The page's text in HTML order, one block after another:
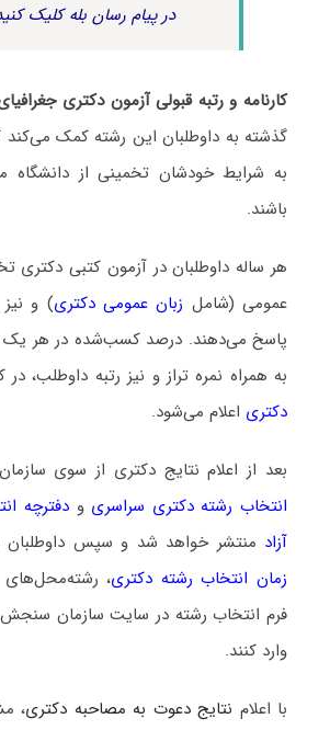
در پیام رسان بله کلیک
کارنامه و رتبه قبولی آزمون دکتری
گذشته به داوطلبان این رشته کمک می‌کند
به شرایط خودشان تخمینی از دانشگاه
باشند.
هر ساله داوطلبان در آزمون کتبی
عمومی (شامل زبان عمومی دکتری) و
پاسخ می‌دهند. درصد کسب‌شده در هر یک
به همراه نمره تراز و نیز رتبه داوطلب، در
دکتری اعلام می‌شود.
بعد از اعلام نتایج دکتری از سوی
انتخاب رشته دکتری سراسری ودفترچه
آزاد منتشر خواهد شد و سپس داوطلبان
زمان انتخاب رشته دکتری، رشته‌محل‌های
فرم انتخاب رشته در سایت سازمان سنجش
وارد کنند.
با اعلام نتایج دعوت به مصاحبه دکتری،